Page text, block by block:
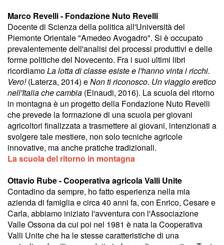
Marco Revelli - Fondazione Nuto Revelli
Docente di Scienza della politica all'Università del
Piemonte Orientale "Amedeo Avogadro". Si è occupato
prevalentemente dell'analisi dei processi produttivi e delle
forme politiche del Novecento. Fra i suoi ultimi libri
ricordiamoLa lotta di classe esiste e l'hanno vinta i ricchi.
Vero!(Laterza, 2014) eNon ti riconosco. Un viaggio eretico
nell'Italia che cambia (Einaudi, 2016). La scuola del ritorno
in montagna è un progetto della Fondazione Nuto Revelli
che prevede la formazione di una scuola per giovani
agricoltori finalizzata a trasmettere ai giovani, intenzionati a
svolgere tale mestiere, non solo tecniche agricole
innovative, ma anche pratiche tradizionali.
La scuola del ritorno in montagna
Ottavio Rube - Cooperativa agricola Valli Unite
Contadino da sempre, ho fatto esperienza nella mia
azienda di famiglia e circa 40 anni fa, con Enrico, Cesare e
Carla, abbiamo iniziato l'avventura con l'Associazione
Valle Ossona da cui poi nel 1981 è nata la Cooperativa
Valli Unite che ha le stesse caratteristiche di una